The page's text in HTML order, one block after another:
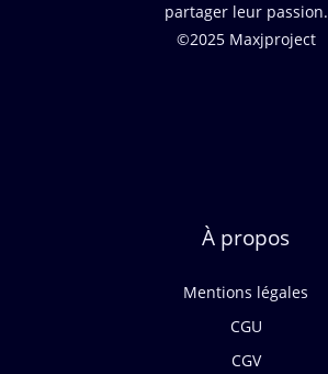
partager leur passion.
©2025 Maxjproject
À propos
Mentions légales
CGU
CGV